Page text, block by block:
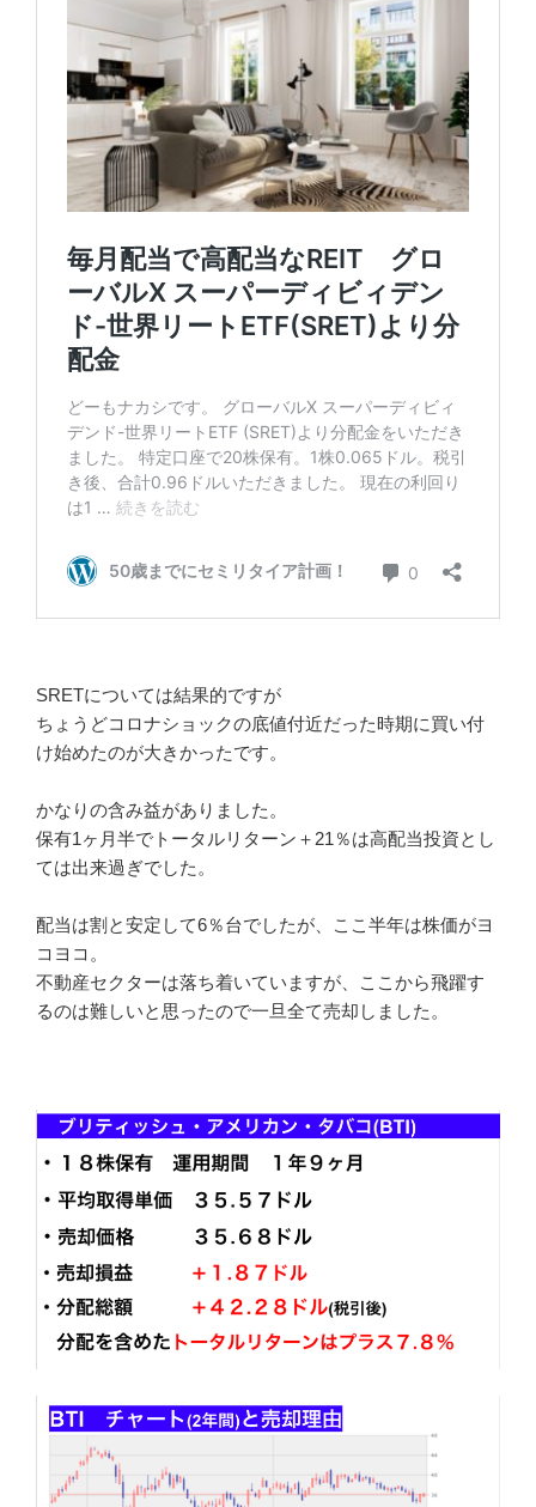
SRETについては結果的ですが
ちょうどコロナショックの底値付近だった時期に買い付
け始めたのが大きかったです。
かなりの含み益がありました。
保有1ヶ月半でトータルリターン＋21％は高配当投資とし
ては出来過ぎでした。
配当は割と安定して6％台でしたが、ここ半年は株価がヨ
コヨコ。
不動産セクターは落ち着いていますが、ここから飛躍す
るのは難しいと思ったので一旦全て売却しました。